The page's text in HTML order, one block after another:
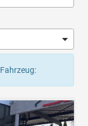
Fahrzeug: